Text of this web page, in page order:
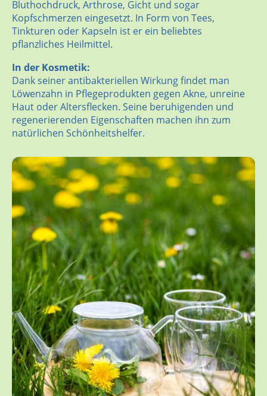
Bluthochdruck, Arthrose, Gicht und sogar
Kopfschmerzen eingesetzt. In Form von Tees,
Tinkturen oder Kapseln ist er ein beliebtes
pflanzliches Heilmittel.
In der Kosmetik:
Dank seiner antibakteriellen Wirkung findet man
Löwenzahn in Pflegeprodukten gegen Akne, unreine
Haut oder Altersflecken. Seine beruhigenden und
regenerierenden Eigenschaften machen ihn zum
natürlichen Schönheitshelfer.